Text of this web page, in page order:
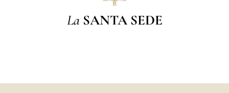
La SANTA SEDE